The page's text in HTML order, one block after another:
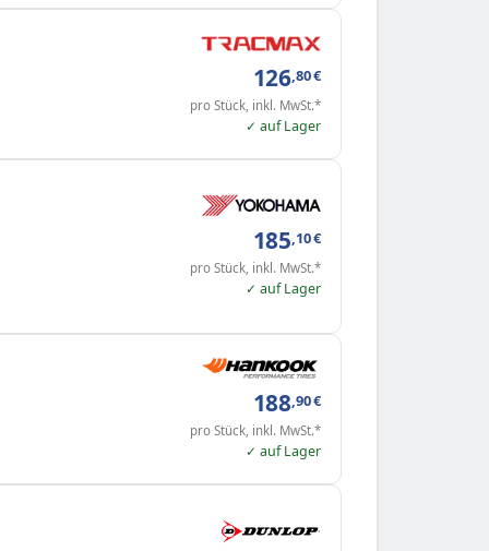
126,80€
pro Stück, inkl. MwSt.*
✓ auf Lager
185,10€
pro Stück, inkl. MwSt.*
✓ auf Lager
188,90€
pro Stück, inkl. MwSt.*
✓ auf Lager